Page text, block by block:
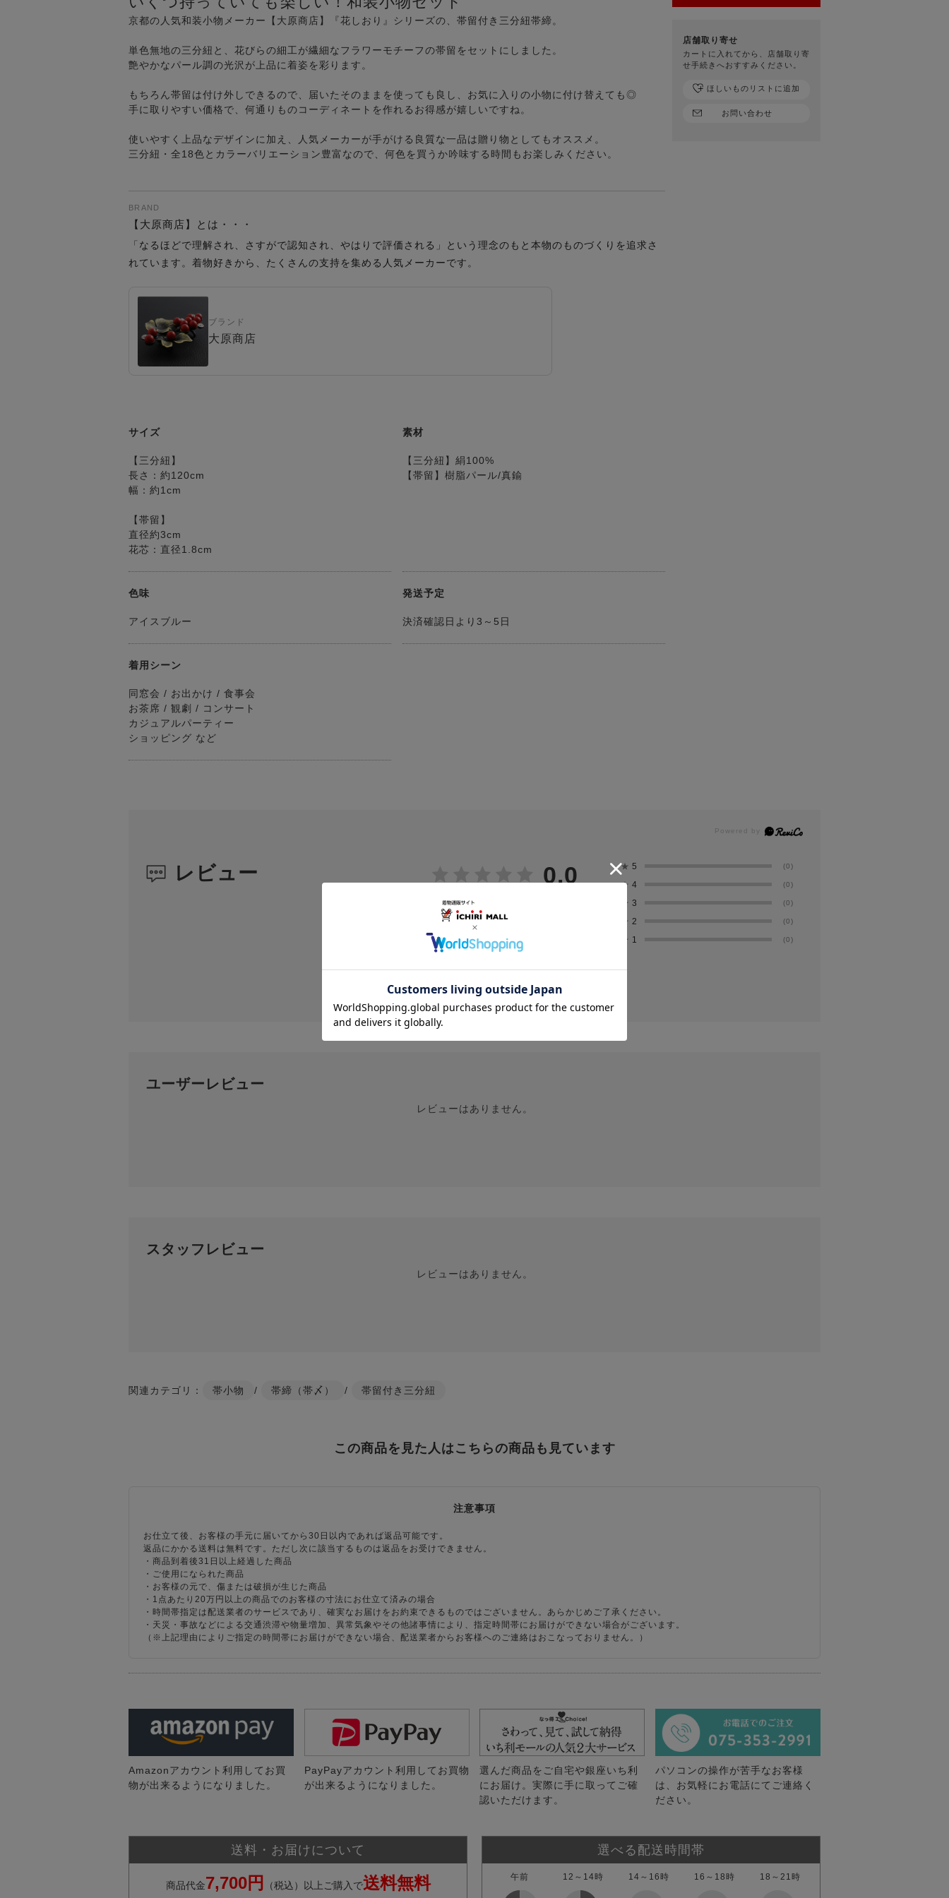
京都の人気和装小物メーカー【大原商店】『花しおり』シリーズの、帯留付き三分紐帯締。
単色無地の三分紐と、花びらの細工が繊細なフラワーモチーフの帯留をセットにしました。
艶やかなパール調の光沢が上品に着姿を彩ります。
もちろん帯留は付け外しできるので、届いたそのままを使っても良し、お気に入りの小物に付け替えても◎
手に取りやすい価格で、何通りものコーディネートを作れるお得感が嬉しいですね。
使いやすく上品なデザインに加え、人気メーカーが手がける良質な一品は贈り物としてもオススメ。
三分紐・全18色とカラーバリエーション豊富なので、何色を買うか吟味する時間もお楽しみください。
BRAND
【大原商店】とは・・・
「なるほどで理解され、さすがで認知され、やはりで評価される」という理念のもと本物のものづくりを追求さ
れています。着物好きから、たくさんの支持を集める人気メーカーです。
ブランド
大原商店
サイズ
【三分紐】
長さ：約120cm
幅：約1cm
【帯留】
直径約3cm
花芯：直径1.8cm
素材
【三分紐】絹100%
【帯留】樹脂パール/真鍮
色味
アイスブルー
発送予定
決済確認日より3～5日
着用シーン
同窓会 / お出かけ / 食事会
お茶席 / 観劇 / コンサート
カジュアルパーティー
ショッピング など
レビュー 0.0
レビュー件数：
★ 5 (0)
★ 4 (0)
★ 3 (0)
★ 2 (0)
★ 1 (0)
投稿画像はありません。
ユーザーレビュー
レビューはありません。
スタッフレビュー
レビューはありません。
関連カテゴリ： 帯小物 / 帯締（帯〆） / 帯留付き三分紐
この商品を見た人はこちらの商品も見ています
注意事項
お仕立て後、お客様の手元に届いてから30日以内であれば返品可能です。
返品にかかる送料は無料です。ただし次に該当するものは返品をお受けできません。
・商品到着後31日以上経過した商品
・ご使用になられた商品
・お客様の元で、傷または破損が生じた商品
・1点あたり20万円以上の商品でのお客様の寸法にお仕立て済みの場合
・時間帯指定は配送業者のサービスであり、確実なお届けをお約束できるものではございません。あらかじめご了承ください。
・天災・事故などによる交通渋滞や物量増加、異常気象やその他諸事情により、指定時間帯にお届けができない場合がございます。
（※上記理由によりご指定の時間帯にお届けができない場合、配送業者からお客様へのご連絡はおこなっておりません。）
Amazonアカウント利用してお買
物が出来るようになりました。
PayPayアカウント利用してお買物
が出来るようになりました。
選んだ商品をご自宅や銀座いち利
にお届け。実際に手に取ってご確
認いただけます。
パソコンの操作が苦手なお客様
は、お気軽にお電話にてご連絡く
ださい。
送料・お届けについて
商品代金7,700円 （税込）以上ご購入で送料無料
選べる配送時間帯
午前 12～14時 14～16時 16～18時 18～21時
店舗取り寄せ
カートに入れてから、店舗取り寄
せ手続きへおすすみください。
お問い合わせ
ほしいものリストに追加